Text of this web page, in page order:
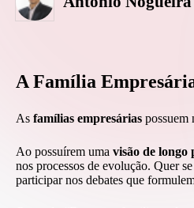
Posted
A Família
Asfamílias empresáriaspossuem
Ao possuírem uma visão de longo
nos processos de evolução. Quer
participar nos debates que